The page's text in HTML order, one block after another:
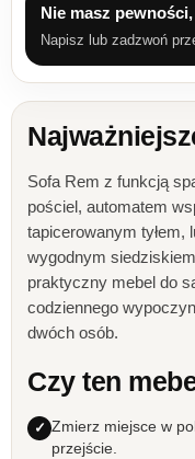
Nie masz
Napisz lub zadzwoń
Sofa Rem z funkcją
pościel, automatem
tapicerowanym tyłem,
wygodnym
praktyczny mebel do
codziennego
dwóch osób.
Czy ten
Zmierz miejsce w
przejście.